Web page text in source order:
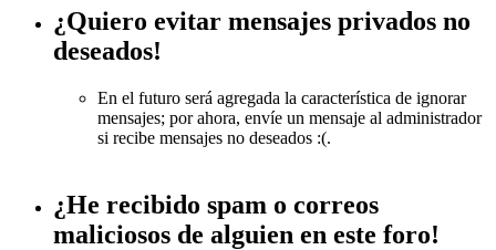
¿Quiero evitar mensajes privados no
deseados!
En el futuro será agregada la característica de ignorar
mensajes; por ahora, envíe un mensaje al administrador
si recibe mensajes no deseados :(.
¿He recibido spam o correos
maliciosos de alguien en este foro!